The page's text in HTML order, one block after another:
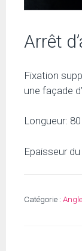
Arrêt
Fixation
une façade
Longueur:
Epaisseur
Catégorie :